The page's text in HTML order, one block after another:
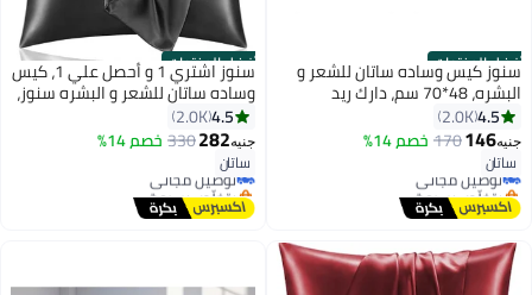
أفضل المنتجات
18
سنوز كيس وساده ساتان للشعر و
البشره، 48*70 سم، دارك ريد
4.5
2.0K
جنيه146
170 خصم 14%
ساتان
#6 في أغطية مخدات
أقل سعر في 7 يوم
توصيل مجاني
بتخلّص بسرعة
#6 في أغطية مخدات
أفضل المنتجات
18
سنوز اشتري 1 و أحصل علي 1، كيس
وساده ساتان للشعر و البشره سنوز،
48*70 سم، (أسود & جولد)4.5
2.0K
جنيه282
330 خصم 14%
ساتان
#5 في أغطية مخدات
أقل سعر في 7 يوم
توصيل مجاني
بتخلّص بسرعة
#5 في أغطية مخدات